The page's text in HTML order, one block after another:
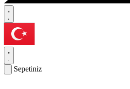
Sepetiniz